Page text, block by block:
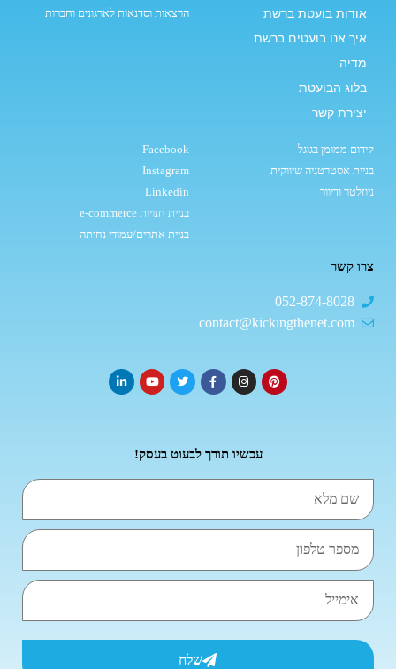
אודות בועטת ברשת
איך אנו בועטים ברשת
מדיה
בלוג הבועטת
יצירת קשר
הרצאות וסדנאות לארגונים וחברות
קידום ממומן בגוגל
בניית אסטרטגיה שיווקית
ניוזלטר ודיוור
Facebook
Instagram
Linkedin
בניית חנויות e-commerce
בניית אתרים/עמודי נחיתה
צרו קשר
052-874-8028
contact@kickingthenet.com
עכשיו תורך לבעוט בעסק!
שלח